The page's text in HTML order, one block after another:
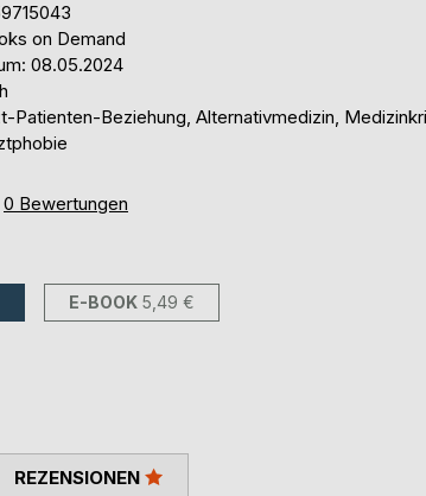
on Demand
08.05.2024
Patienten-Beziehung, Alternativmedizin,
0 Bewertungen
E-BOOK 5,49 €
REZENSIONEN